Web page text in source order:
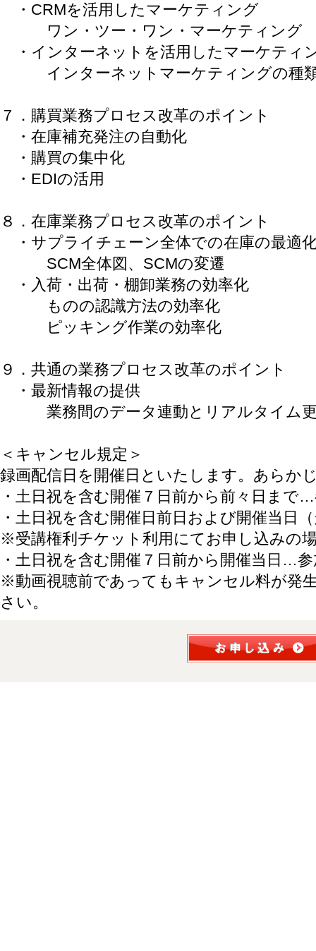
・CRMを活用したマーケティング
ワン・ツー・ワン・マーケティング
・インターネットを活用したマーケティ
インターネットマーケティングの種
７．購買業務プロセス改革のポイント
・在庫補充発注の自動化
・購買の集中化
・EDIの活用
８．在庫業務プロセス改革のポイント
・サプライチェーン全体での在庫の最適
SCM全体図、SCMの変遷
・入荷・出荷・棚卸業務の効率化
ものの認識方法の効率化
ピッキング作業の効率化
９．共通の業務プロセス改革のポイント
・最新情報の提供
業務間のデータ連動とリアルタイム
＜キャンセル規定＞
録画配信日を開催日といたします。あらか
・土日祝を含む開催７日前から前々日まで
・土日祝を含む開催日前日および開催当日
※受講権利チケット利用にてお申し込みの
・土日祝を含む開催７日前から開催当日…
※動画視聴前であってもキャンセル料が発
さい。